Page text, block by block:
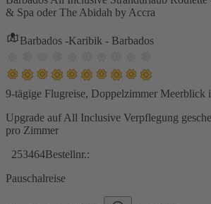
& Spa oder The Abidah by Accra
Barbados -Karibik - Barbados
9-tägige Flugreise, Doppelzimmer Meerblick
Upgrade auf All Inclusive Verpflegung
pro Zimmer
253464Bestellnr.:
Pauschalreise